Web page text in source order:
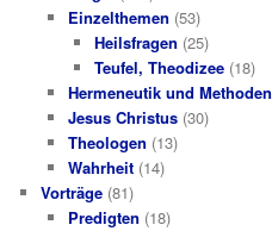
Einzelthemen (53)
Heilsfragen (25)
Teufel, Theodizee (18)
Hermeneutik und Methoden
Jesus Christus(30)
Theologen (13)
Wahrheit(14)
Vorträge (81)
Predigten (18)